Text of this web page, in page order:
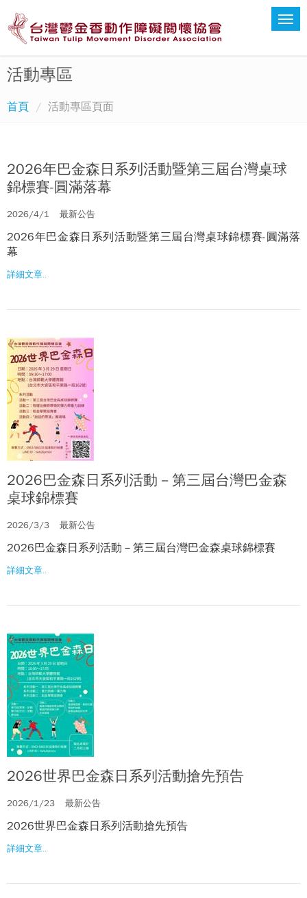
活動專區
首頁 活動專區頁面
2026年巴金森日系列活動暨第三屆台灣桌球
錦標賽-圓滿落幕
2026/4/1 最新公告
2026年巴金森日系列活動暨第三屆台灣桌球錦標賽-圓滿落
幕
詳細文章..
2026巴金森日系列活動－第三屆台灣巴金森
桌球錦標賽
2026/3/3 最新公告
2026巴金森日系列活動－第三屆台灣巴金森桌球錦標賽
詳細文章..
2026世界巴金森日系列活動搶先預告
2026/1/23 最新公告
2026世界巴金森日系列活動搶先預告
詳細文章..